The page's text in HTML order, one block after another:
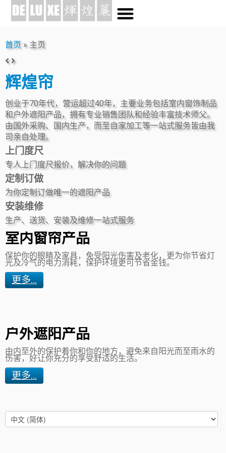
首页 » 主页
辉煌帘
创业于70年代，营运超过40年，主要业务包括室内窗饰制品
和户外遮阳产品，拥有专业销售团队和经验丰富技术师父。
由国外采购、国内生产，而至自家加工等一站式服务皆由我
司亲自处理。
上门度尺
专人上门度尺报价，解决你的问题
定制订做
为你定制订做唯一的遮阳产品
安装维修
生产、送货、安装及维修一站式服务
室内窗帘产品
保护你的眼睛及家具，免受阳光伤害及老化，更为你节省灯
光及冷气的电力消耗，保护环境更可节省金钱。
更多…
户外遮阳产品
由内至外的保护着你和你的地方，避免来自阳光而至雨水的
伤害，好让你充分的享受舒适的生活。
更多…